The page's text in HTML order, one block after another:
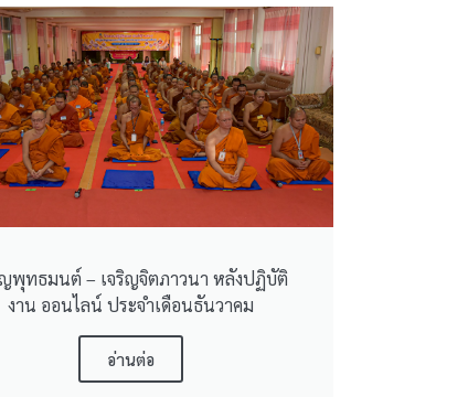
ญพุทธมนต์ – เจริญจิตภาวนา หลังปฏิบัติ
งาน ออนไลน์ ประจำเดือนธันวาคม
อ่านต่อ